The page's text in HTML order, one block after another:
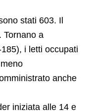
stati 603. Il
Tornano a
i letti occupati
anche
iniziata alle 14 e